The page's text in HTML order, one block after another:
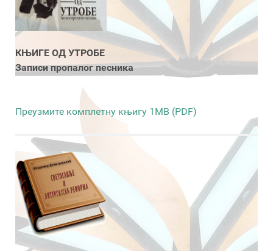
КЊИГЕ ОД УТРОБЕ
Записи пропалог песника
Преузмите комплетну књигу 1MB (PDF)